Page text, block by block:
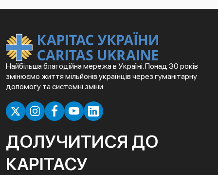
Найбільша благодійна мережа в Україні. Понад 30 років
змінюємо життя мільйонів українців через гуманітарну
допомогу та системні зміни.
ДОЛУЧИТИСЯ ДО
КАРІТАСУ